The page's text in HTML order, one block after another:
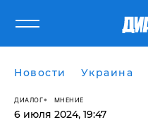
Новости Украина
ДИАЛОГ МНЕНИЕ
6 июля 2024, 19:47